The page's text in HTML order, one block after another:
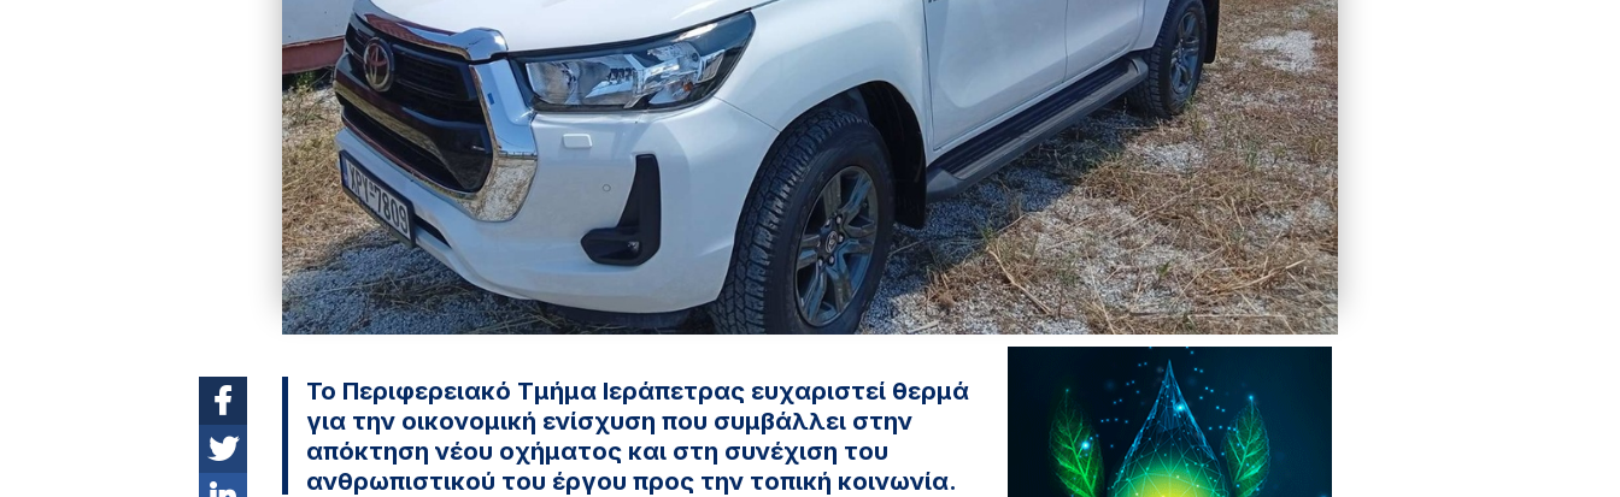
Το Περιφερειακό Τμήμα Ιεράπετρας ευχαριστεί θερμά
για την οικονομική ενίσχυση που συμβάλλει στην
απόκτηση νέου οχήματος και στη συνέχιση του
ανθρωπιστικού του έργου προς την τοπική κοινωνία.